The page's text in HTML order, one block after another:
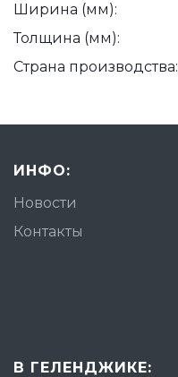
Ширина (мм):
Толщина (мм):
Страна производства:
ИНФО:
Новости
Контакты
В ГЕЛЕНДЖИКЕ: